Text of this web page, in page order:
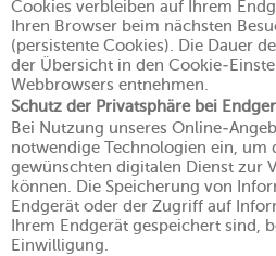
Cookies verbleiben auf Ihrem
Ihren Browser beim nächsten
(persistente Cookies). Die Dauer
der Übersicht in den Cookie-
Webbrowsers entnehmen.
Schutz der Privatsphäre bei
Bei Nutzung unseres Online-
notwendige Technologien ein, um
gewünschten digitalen Dienst zur
können. Die Speicherung von
Endgerät oder der Zugriff auf
Ihrem Endgerät gespeichert sind,
Einwilligung.